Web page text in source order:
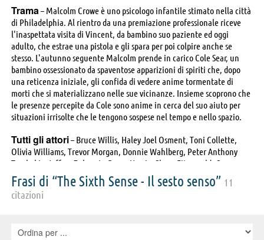
Trama– Malcolm Crowe è uno psicologo infantile stimato nella città
di Philadelphia. Al rientro da una premiazione professionale riceve
l'inaspettata visita di Vincent, da bambino suo paziente ed oggi
adulto, che estrae una pistola e gli spara per poi colpire anche se
stesso. L'autunno seguente Malcolm prende in carico Cole Sear, un
bambino ossessionato da spaventose apparizioni di spiriti che, dopo
una reticenza iniziale, gli confida di vedere anime tormentate di
morti che si materializzano nelle sue vicinanze. Insieme scoprono che
le presenze percepite da Cole sono anime in cerca del suo aiuto per
situazioni irrisolte che le tengono sospese nel tempo e nello spazio.
Tutti gli attori– Bruce Willis, Haley Joel Osment, Toni Collette,
Olivia Williams, Trevor Morgan, Donnie Wahlberg, Peter Anthony
Tambakis, Jeffrey Zubernis, Bruce Norris, Glenn Fitzgerald, Greg
Wood, Mischa Barton, Angelica Page, Lisa Summerour, Firdous Bamji,
Samia Shoaib, Hayden Saunier, Janis Dardaris, Neill Hartley, Sarah
Ripard, Heidi Fischer, KaDee Strickland, Michael J. Lyons, Samantha
Woulard, Jodi Dawson, Tony Michael Donnelly, Ronnie Lea, Carlos
Frasi di “The Sixth Sense - Il sesto senso” 11
citazioni